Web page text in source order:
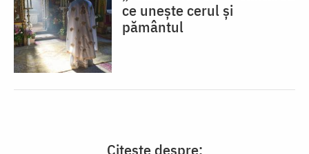
ce unește cerul și
pământul
Citește despre: